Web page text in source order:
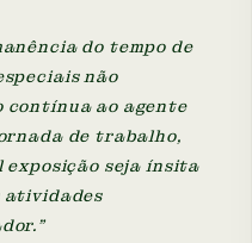
do tempo de
não
contínua ao agente
de trabalho,
seja ínsita
atividades